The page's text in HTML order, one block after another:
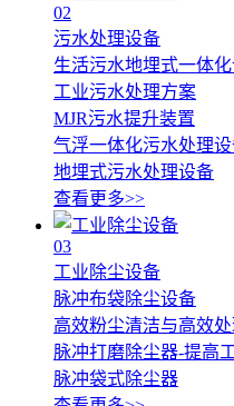
02
污水处理设备
生活污水地埋式一体
工业污水处理方案
MJR污水提升装置
气浮一体化污水处理
地埋式污水处理设备
查看更多>>
03
工业除尘设备
脉冲布袋除尘设备
高效粉尘清洁与高效
脉冲打磨除尘器-提高
脉冲袋式除尘器